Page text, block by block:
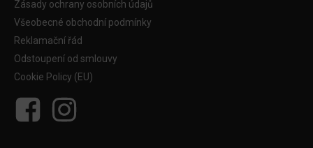
Zásady ochrany osobních údajů
Všeobecné obchodní podmínky
Reklamační řád
Odstoupení od smlouvy
Cookie Policy (EU)